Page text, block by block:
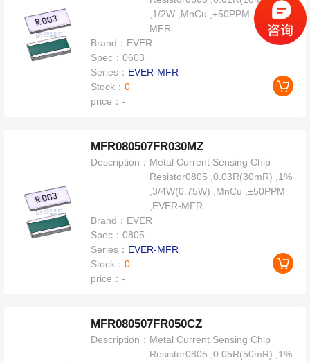
,1/2W ,MnCu ,±50PPM ,EVER-
MFR
Brand： EVER
Spec：0603
Series： EVER-MFR
Stock：0
price：-
MFR080507FR030MZ
Description： Metal Current Sensing Chip
Resistor0805 ,0.03R(30mR) ,1%
,3/4W(0.75W) ,MnCu ,±50PPM
,EVER-MFR
Brand： EVER
Spec：0805
Series： EVER-MFR
Stock：0
price：-
MFR080507FR050CZ
Description： Metal Current Sensing Chip
Resistor0805 ,0.05R(50mR) ,1%